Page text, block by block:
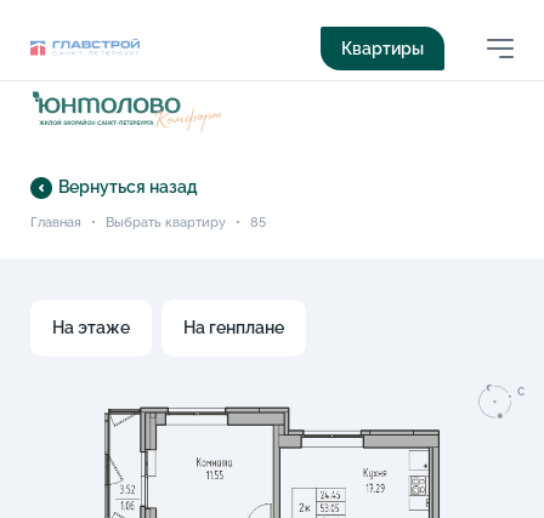
Квартиры
Вернуться назад
Главная • Выбрать квартиру • 85
На этаже На генплане
C